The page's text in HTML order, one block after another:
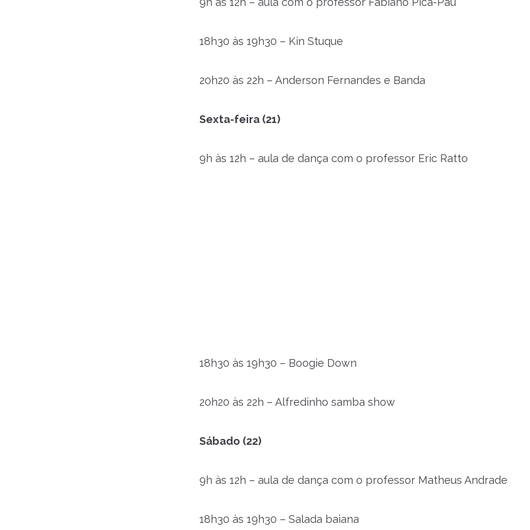
18h30 às 19h30 – Kin Stuque
20h20 às 22h – Anderson Fernandes e Banda
Sexta-feira (21)
9h às 12h – aula de dança com o professor Eric Ratto
18h30 às 19h30 – Boogie Down
20h20 às 22h – Alfredinho samba show
Sábado (22)
9h às 12h – aula de dança com o professor Matheus Andrade
18h30 às 19h30 – Salada baiana